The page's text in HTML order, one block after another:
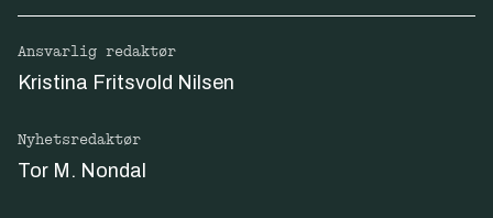
Ansvarlig redaktør
Kristina Fritsvold Nilsen
Nyhetsredaktør
Tor M. Nondal